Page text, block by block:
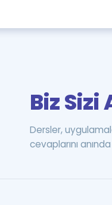
Biz Sizi
Dersler,
cevaplarını anında